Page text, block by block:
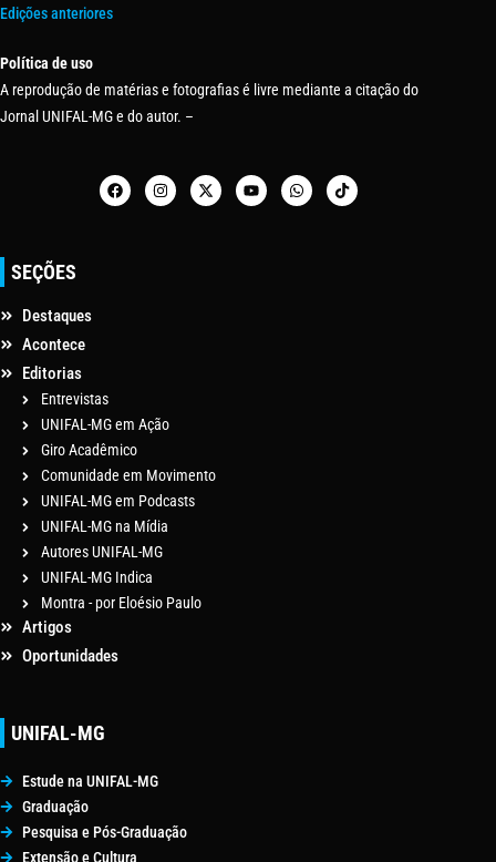
Edições anteriores
Política de uso
A reprodução de matérias e fotografias é livre mediante a citação do
Jornal UNIFAL-MG e do autor. –
SEÇÕES
Destaques
Acontece
Editorias
Entrevistas
UNIFAL-MG em Ação
Giro Acadêmico
Comunidade em Movimento
UNIFAL-MG em Podcasts
UNIFAL-MG na Mídia
Autores UNIFAL-MG
UNIFAL-MG Indica
Montra - por Eloésio Paulo
Artigos
Oportunidades
UNIFAL-MG
Estude na UNIFAL-MG
Graduação
Pesquisa e Pós-Graduação
Extensão e Cultura